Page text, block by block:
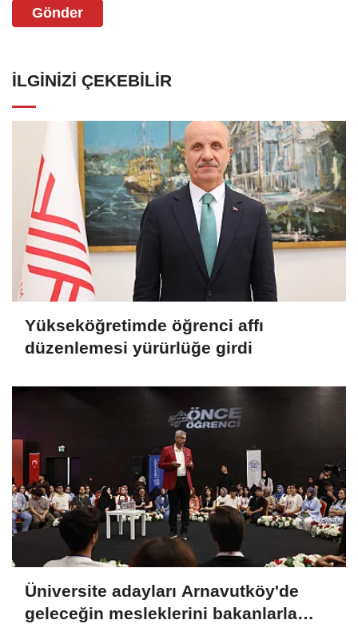
Gönder
İLGINIZI ÇEKEBILIR
Yükseköğretimde öğrenci affı
düzenlemesi yürürlüğe girdi
Üniversite adayları Arnavutköy'de
geleceğin mesleklerini bakanlarla